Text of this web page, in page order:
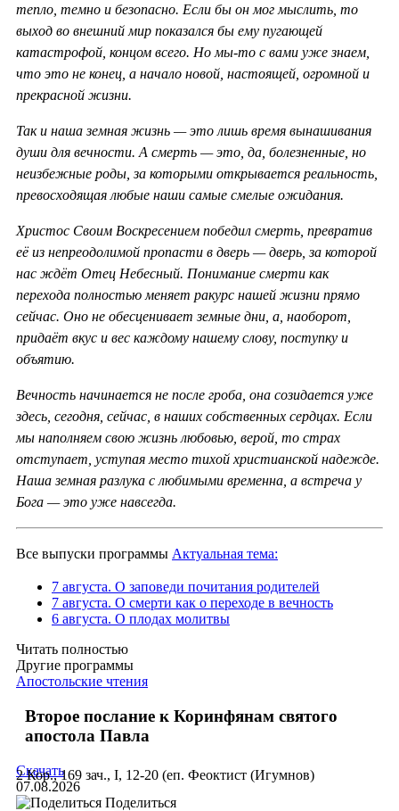
тепло, темно и безопасно. Если бы он мог мыслить, то
выход во внешний мир показался бы ему пугающей
катастрофой, концом всего. Но мы-то с вами уже знаем,
что это не конец, а начало новой, настоящей, огромной и
прекрасной жизни.
Так и наша земная жизнь — это лишь время вынашивания
души для вечности. А смерть — это, да, болезненные, но
неизбежные роды, за которыми открывается реальность,
превосходящая любые наши самые смелые ожидания.
Христос Своим Воскресением победил смерть, превратив
её из непреодолимой пропасти в дверь — дверь, за которой
нас ждёт Отец Небесный. Понимание смерти как
перехода полностью меняет ракурс нашей жизни прямо
сейчас. Оно не обесценивает земные дни, а, наоборот,
придаёт вкус и вес каждому нашему слову, поступку и
объятию.
Вечность начинается не после гроба, она созидается уже
здесь, сегодня, сейчас, в наших собственных сердцах. Если
мы наполняем свою жизнь любовью, верой, то страх
отступает, уступая место тихой христианской надежде.
Наша земная разлука с любимыми временна, а встреча у
Бога — это уже навсегда.
Все выпуски программы Актуальная тема:
7 августа. О заповеди почитания родителей
7 августа. О смерти как о переходе в вечность
6 августа. О плодах молитвы
Читать полностью
Другие программы
Апостольские чтения
Второе послание к Коринфянам святого
апостола Павла
2 Кор., 169 зач., I, 12-20 (еп. Феоктист (Игумнов)
Скачать
07.08.2026
Поделиться